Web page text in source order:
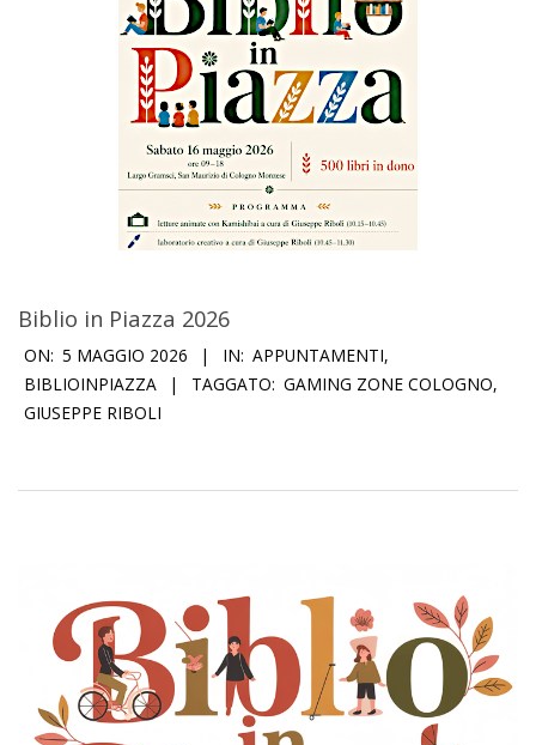
Biblio in Piazza 2026
2026-
05-
05
ON: 5 MAGGIO 2026 IN: APPUNTAMENTI,
BIBLIOINPIAZZA
TAGGATO: GAMING ZONE COLOGNO,
GIUSEPPE RIBOLI